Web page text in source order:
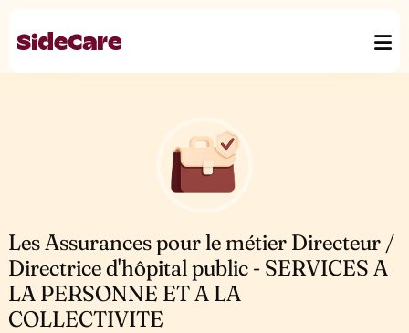
Les Assurances pour le métier Directeur /
Directrice d'hôpital public - SERVICES A
LA PERSONNE ET A LA
COLLECTIVITE